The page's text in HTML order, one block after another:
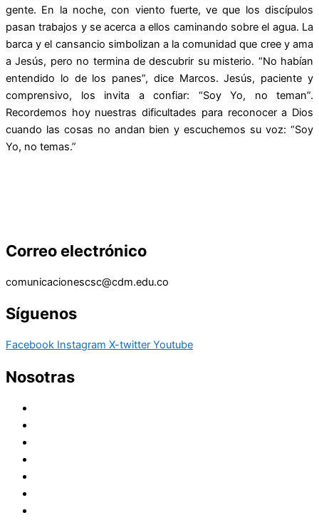
gente. En la noche, con viento fuerte, ve que los discípulos
pasan trabajos y se acerca a ellos caminando sobre el agua. La
barca y el cansancio simbolizan a la comunidad que cree y ama
a Jesús, pero no termina de descubrir su misterio. “No habían
entendido lo de los panes”, dice Marcos. Jesús, paciente y
comprensivo, los invita a confiar: “Soy Yo, no teman”.
Recordemos hoy nuestras dificultades para reconocer a Dios
cuando las cosas no andan bien y escuchemos su voz: “Soy
Yo, no temas.”
Correo electrónico
comunicacionescsc@cdm.edu.co
Síguenos
Facebook Instagram X-twitter Youtube
Nosotras